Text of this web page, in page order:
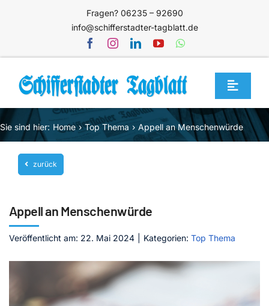
Fragen? 06235 – 92690
info@schifferstadter-tagblatt.de
Toggle
Home
Themen
Blog
Service
Mediathek
Jetzt abonnieren
Sie sind hier: Home Top Thema Appell an Menschenwürde
zurück
Appell an Menschenwürde
Veröffentlicht am: 22. Mai 2024 Kategorien: Top Thema